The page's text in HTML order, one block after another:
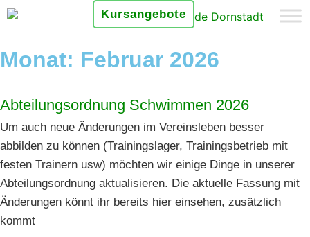
Kursangebote
Monat: Februar 2026
Abteilungsordnung Schwimmen 2026
Um auch neue Änderungen im Vereinsleben besser
abbilden zu können (Trainingslager, Trainingsbetrieb mit
festen Trainern usw) möchten wir einige Dinge in unserer
Abteilungsordnung aktualisieren. Die aktuelle Fassung mit
Änderungen könnt ihr bereits hier einsehen, zusätzlich
kommt